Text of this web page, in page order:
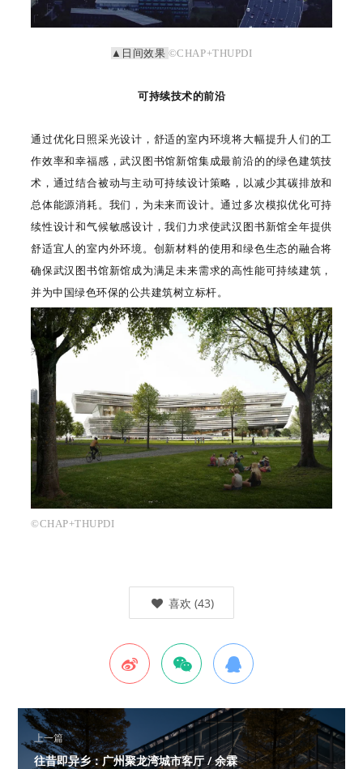
▲日间效果 ©CHAP+THUPDI
可持续技术的前沿
通过优化日照采光设计，舒适的室内环境将大幅提升人们的工
作效率和幸福感，武汉图书馆新馆集成最前沿的的绿色建筑技
术，通过结合被动与主动可持续设计策略，以减少其碳排放和
总体能源消耗。我们，为未来而设计。通过多次模拟优化可持
续性设计和气候敏感设计，我们力求使武汉图书新馆全年提供
舒适宜人的室内外环境。创新材料的使用和绿色生态的融合将
确保武汉图书馆新馆成为满足未来需求的高性能可持续建筑，
并为中国绿色环保的公共建筑树立标杆。
©CHAP+THUPDI
喜欢 (43)
上一篇
往昔即异乡：广州聚龙湾城市客厅 / 余霖